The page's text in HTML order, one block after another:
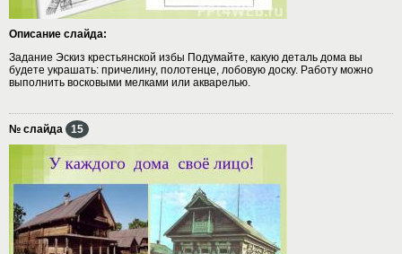
Описание слайда:
Задание Эскиз крестьянской избы Подумайте, какую деталь дома вы
будете украшать: причелину, полотенце, лобовую доску. Работу можно
выполнить восковыми мелками или акварелью.
№ слайда 15